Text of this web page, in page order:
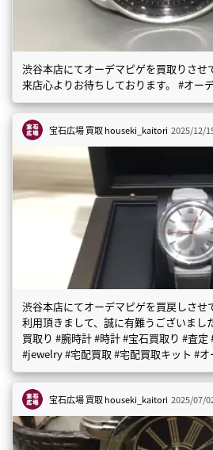
渋谷本店にてオーデマピゲを買取りさせ
来店心よりお待ちしております。 #オー
宝石広場 買取houseki_kaitori 2025/12/
渋谷本店にてオーデマピゲを買戻しさせ
利用頂きまして、誠に有難うございまし
買取り #腕時計 #時計 #宝石買取り #査
#jewelry #宅配買取 #宅配買取キット #
宝石広場 買取houseki_kaitori 2025/07/